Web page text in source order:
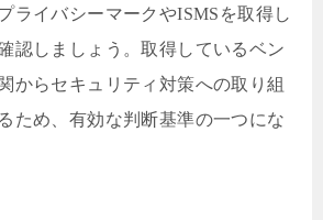
ライバシーマークやISMSを取得し
認しましょう。取得しているベン
からセキュリティ対策への取り組
ため、有効な判断基準の一つにな